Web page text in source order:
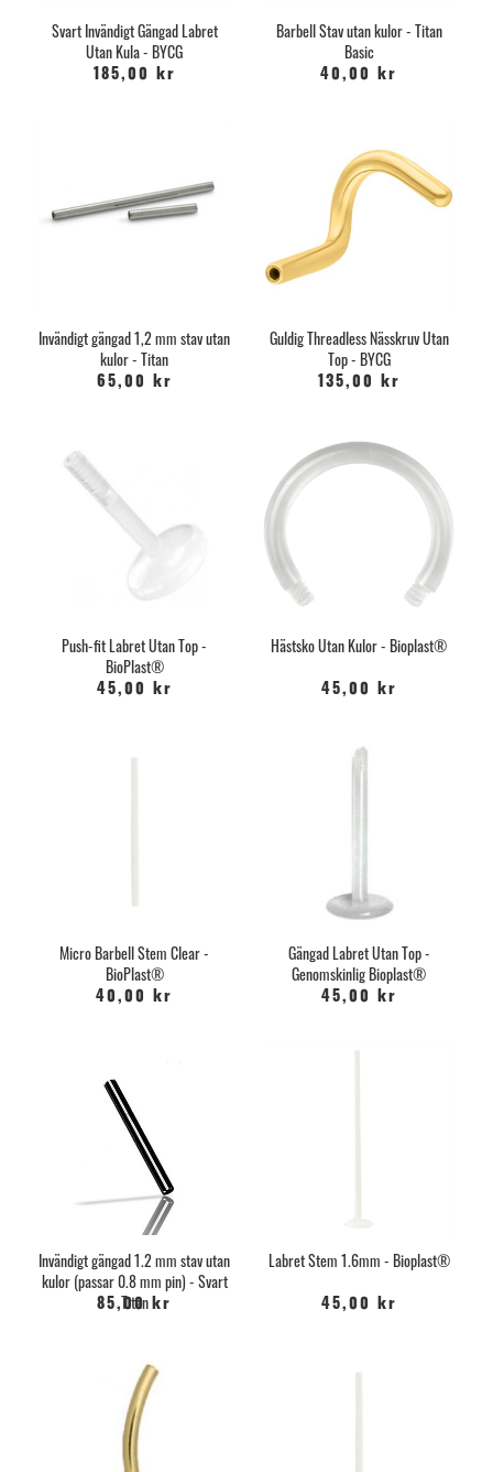
Svart Invändigt Gängad Labret
Utan Kula - BYCG
185,00 kr
Barbell Stav utan kulor - Titan
Basic
40,00 kr
Invändigt gängad 1,2 mm stav utan
kulor - Titan
65,00 kr
Guldig Threadless Nässkruv Utan
Top - BYCG
135,00 kr
Push-fit Labret Utan Top -
BioPlast®
45,00 kr
Hästsko Utan Kulor - Bioplast®
45,00 kr
Micro Barbell Stem Clear -
BioPlast®
40,00 kr
Gängad Labret Utan Top -
Genomskinlig Bioplast®
45,00 kr
Invändigt gängad 1.2 mm stav utan
kulor (passar 0.8 mm pin) - Svart
Titan
85,00 kr
Labret Stem 1.6mm - Bioplast®
45,00 kr